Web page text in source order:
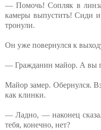
— Помочь! Сопляк в
камеры выпустить! Сиди
тронули.
Он уже повернулся к
— Гражданин майор. А вы
Майор замер. Обернулся.
как клинки.
— Ладно, — наконец
тебя, конечно, нет?